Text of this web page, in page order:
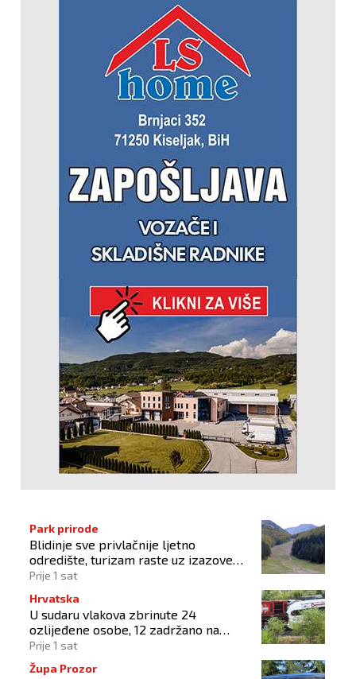
Park prirode
Blidinje sve privlačnije ljetno
odredište, turizam raste uz izazove
očuvanja prirode
Prije 1 sat
Hrvatska
U sudaru vlakova zbrinute 24
ozlijeđene osobe, 12 zadržano na
liječenju
Prije 1 sat
Župa Prozor